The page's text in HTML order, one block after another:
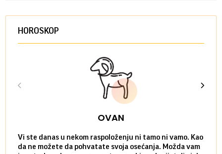
HOROSKOP
OVAN
Vi ste danas u nekom raspoloženju ni tamo ni vamo. Kao
da ne možete da pohvatate svoja osećanja. Možda vam